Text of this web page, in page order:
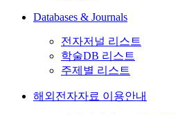
Databases & Journals
전자저널 리스트
학술DB 리스트
주제별 리스트
해외전자자료 이용안내